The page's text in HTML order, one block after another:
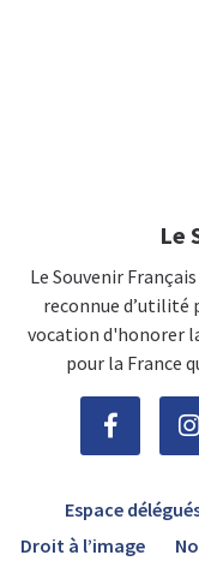
Le
Le Souvenir
reconnue d’utilité
vocation d'honorer
pour la France
Espace
Droit à l’image